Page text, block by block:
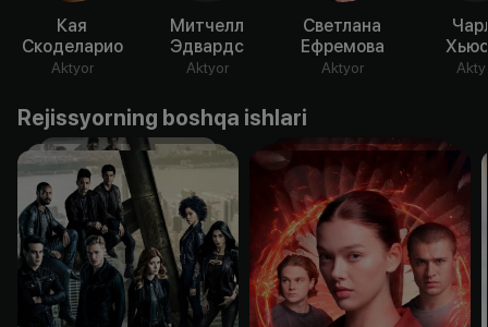
Кая
Скоделарио
Aktyor
Митчелл
Эдвардс
Aktyor
Светлана
Ефремова
Aktyor
Rejissyorning boshqa ishlari